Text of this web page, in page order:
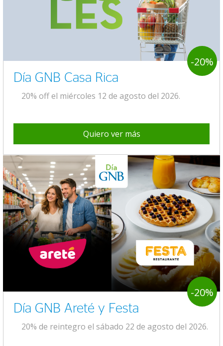
-20%
Día GNB Casa Rica
20% off el miércoles 12 de agosto del 2026.
Quiero ver más
-20%
Día GNB Areté y Festa
20% de reintegro el sábado 22 de agosto del 2026.